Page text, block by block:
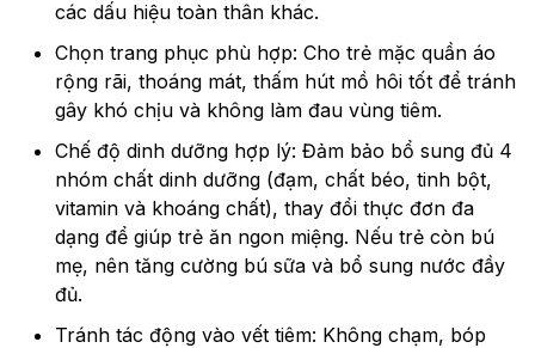
các dấu hiệu toàn thân khác.
Chọn trang phục phù hợp: Cho trẻ mặc quần áo
rộng rãi, thoáng mát, thấm hút mồ hôi tốt để tránh
gây khó chịu và không làm đau vùng tiêm.
Chế độ dinh dưỡng hợp lý: Đảm bảo bổ sung đủ 4
nhóm chất dinh dưỡng (đạm, chất béo, tinh bột,
vitamin và khoáng chất), thay đổi thực đơn đa
dạng để giúp trẻ ăn ngon miệng. Nếu trẻ còn bú
mẹ, nên tăng cường bú sữa và bổ sung nước đầy
đủ.
Tránh tác động vào vết tiêm: Không chạm, bóp